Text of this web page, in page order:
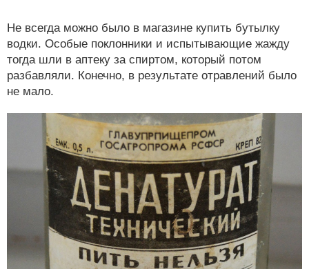
Не всегда можно было в магазине купить бутылку
водки. Особые поклонники и испытывающие жажду
тогда шли в аптеку за спиртом, который потом
разбавляли. Конечно, в результате отравлений было
не мало.